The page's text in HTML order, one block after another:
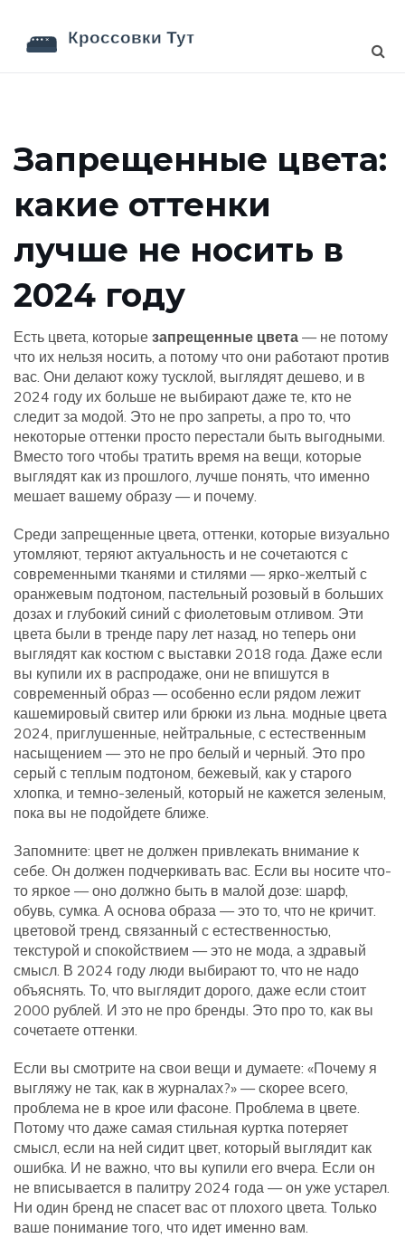
Запрещенные цвета:
какие оттенки
лучше не носить в
2024 году
Есть цвета, которые запрещенные цвета — не потому
что их нельзя носить, а потому что они работают против
вас. Они делают кожу тусклой, выглядят дешево, и в
2024 году их больше не выбирают даже те, кто не
следит за модой. Это не про запреты, а про то, что
некоторые оттенки просто перестали быть выгодными.
Вместо того чтобы тратить время на вещи, которые
выглядят как из прошлого, лучше понять, что именно
мешает вашему образу — и почему.
Среди запрещенные цвета, оттенки, которые визуально
утомляют, теряют актуальность и не сочетаются с
современными тканями и стилями — ярко-желтый с
оранжевым подтоном, пастельный розовый в больших
дозах и глубокий синий с фиолетовым отливом. Эти
цвета были в тренде пару лет назад, но теперь они
выглядят как костюм с выставки 2018 года. Даже если
вы купили их в распродаже, они не впишутся в
современный образ — особенно если рядом лежит
кашемировый свитер или брюки из льна. модные цвета
2024, приглушенные, нейтральные, с естественным
насыщением — это не про белый и черный. Это про
серый с теплым подтоном, бежевый, как у старого
хлопка, и темно-зеленый, который не кажется зеленым,
пока вы не подойдете ближе.
Запомните: цвет не должен привлекать внимание к
себе. Он должен подчеркивать вас. Если вы носите что-
то яркое — оно должно быть в малой дозе: шарф,
обувь, сумка. А основа образа — это то, что не кричит.
цветовой тренд, связанный с естественностью,
текстурой и спокойствием — это не мода, а здравый
смысл. В 2024 году люди выбирают то, что не надо
объяснять. То, что выглядит дорого, даже если стоит
2000 рублей. И это не про бренды. Это про то, как вы
сочетаете оттенки.
Если вы смотрите на свои вещи и думаете: «Почему я
выгляжу не так, как в журналах?» — скорее всего,
проблема не в крое или фасоне. Проблема в цвете.
Потому что даже самая стильная куртка потеряет
смысл, если на ней сидит цвет, который выглядит как
ошибка. И не важно, что вы купили его вчера. Если он
не вписывается в палитру 2024 года — он уже устарел.
Ни один бренд не спасет вас от плохого цвета. Только
ваше понимание того, что идет именно вам.